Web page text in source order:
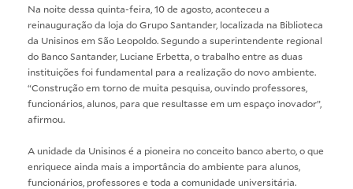
Na noite dessa quinta-feira, 10 de agosto, aconteceu a
reinauguração da loja do Grupo Santander, localizada na Biblioteca
da Unisinos em São Leopoldo. Segundo a superintendente regional
do Banco Santander, Luciane Erbetta, o trabalho entre as duas
instituições foi fundamental para a realização do novo ambiente.
“Construção em torno de muita pesquisa, ouvindo professores,
funcionários, alunos, para que resultasse em um espaço inovador”,
afirmou.
A unidade da Unisinos é a pioneira no conceito banco aberto, o que
enriquece ainda mais a importância do ambiente para alunos,
funcionários, professores e toda a comunidade universitária.